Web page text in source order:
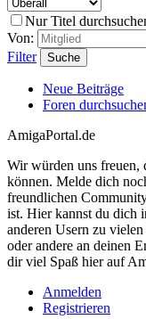
Nur Titel
Von:
Filter
Suche
Neue Beiträge
Foren
AmigaPortal.de
Wir würden uns freuen,
können. Melde dich
freundlichen
ist. Hier kannst du dich
anderen Usern zu vielen
oder andere an deinen
dir viel Spaß hier auf
Anmelden
Registrieren